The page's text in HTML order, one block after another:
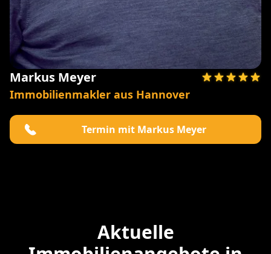
Markus Meyer
Immobilienmakler aus Hannover
Termin mit Markus Meyer
Aktuelle